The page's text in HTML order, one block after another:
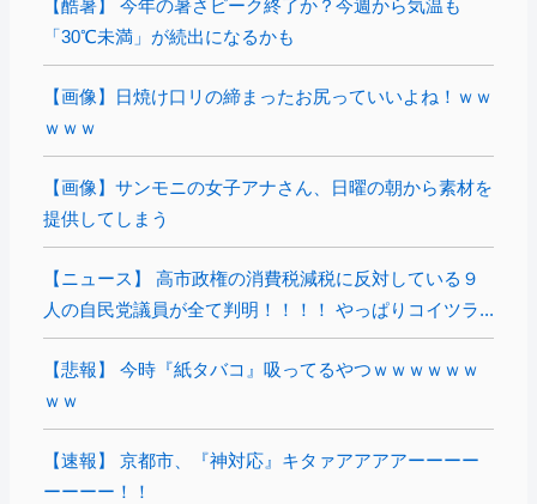
【酷暑】 今年の暑さピーク終了か？今週から気温も
「30℃未満」が続出になるかも
【画像】日焼け口リの締まったお尻っていいよね！ｗｗ
ｗｗｗ
【画像】サンモニの女子アナさん、日曜の朝から素材を
提供してしまう
【ニュース】 高市政権の消費税減税に反対している９
人の自民党議員が全て判明！！！！ やっぱりコイツラ...
【悲報】 今時『紙タバコ』吸ってるやつｗｗｗｗｗｗ
ｗｗ
【速報】 京都市、『神対応』キタァアアアアーーーー
ーーーー！！